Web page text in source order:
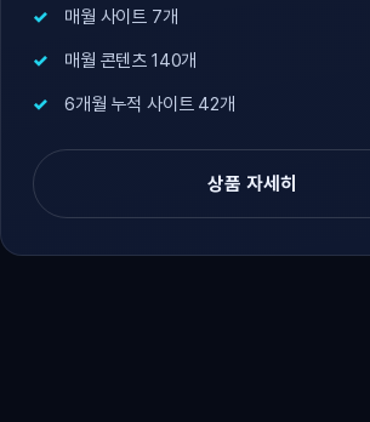
매월 사이트 7개
매월 콘텐츠 140개
6개월 누적 사이트 42개
상품 자세히